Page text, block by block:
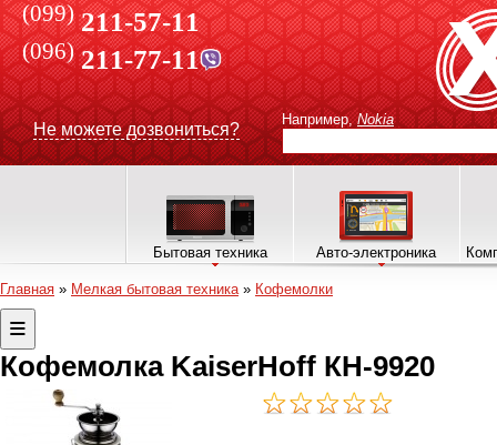
(099) 211-57-11
(096)211-77-11
Не можете дозвониться?
Например, Nokia
Бытовая техника Авто-электроника
Главная » Мелкая бытовая техника» Кофемолки
Кофемолка KaiserHoff КН-9920